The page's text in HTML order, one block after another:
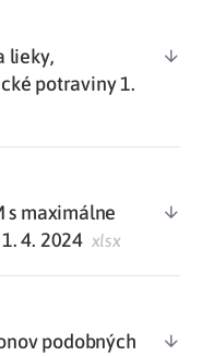
lieky,
potraviny 1.
s maximálne
4. 2024 xlsx
podobných